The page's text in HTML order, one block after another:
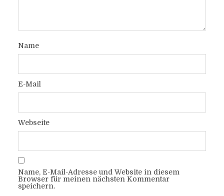
Name
E-Mail
Webseite
Name, E-Mail-Adresse und Website in diesem
Browser für meinen nächsten Kommentar
speichern.